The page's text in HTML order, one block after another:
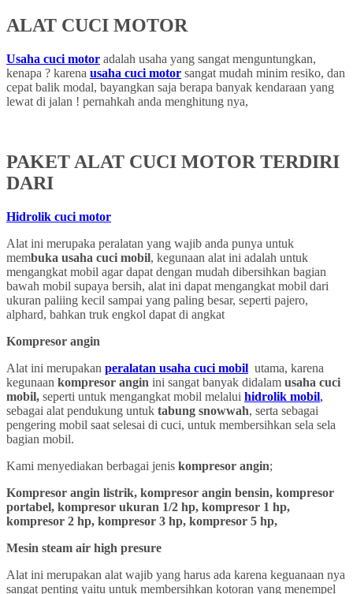
ALAT CUCI MOTOR
Usaha cuci motor adalah usaha yang sangat menguntungkan,
kenapa ? karena usaha cuci motor sangat mudah minim resiko, dan
cepat balik modal, bayangkan saja berapa banyak kendaraan yang
lewat di jalan ! pernahkah anda menghitung nya,
PAKET ALAT CUCI MOTOR TERDIRI
DARI
Hidrolik cuci motor
Alat ini merupaka peralatan yang wajib anda punya untuk
membuka usaha cuci mobil, kegunaan alat ini adalah untuk
mengangkat mobil agar dapat dengan mudah dibersihkan bagian
bawah mobil supaya bersih, alat ini dapat mengangkat mobil dari
ukuran paliing kecil sampai yang paling besar, seperti pajero,
alphard, bahkan truk engkol dapat di angkat
Kompresor angin
Alat ini merupakan peralatan usaha cuci mobil utama, karena
kegunaan kompresor angin ini sangat banyak didalam usaha cuci
mobil, seperti untuk mengangkat mobil melalui hidrolik mobil,
sebagai alat pendukung untuk tabung snowwah, serta sebagai
pengering mobil saat selesai di cuci, untuk membersihkan sela sela
bagian mobil.
Kami menyediakan berbagai jenis kompresor angin;
Kompresor angin listrik, kompresor angin bensin, kompresor
portabel, kompresor ukuran 1/2 hp, kompresor 1 hp,
kompresor 2 hp, kompresor 3 hp, kompresor 5 hp,
Mesin steam air high presure
Alat ini merupakan alat wajib yang harus ada karena keguanaan nya
sangat penting yaitu untuk membersihkan kotoran yang menempel